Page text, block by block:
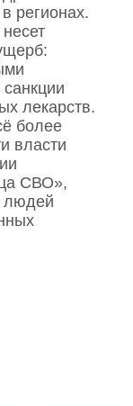
регионах.
лекарств.
более
власти
СВО»,
людей